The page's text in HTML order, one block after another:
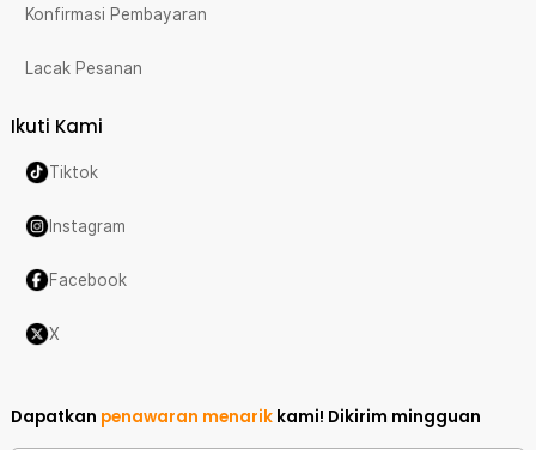
Konfirmasi Pembayaran
Lacak Pesanan
Ikuti Kami
Tiktok
Instagram
Facebook
X
Dapatkan penawaran menarik kami! Dikirim mingguan